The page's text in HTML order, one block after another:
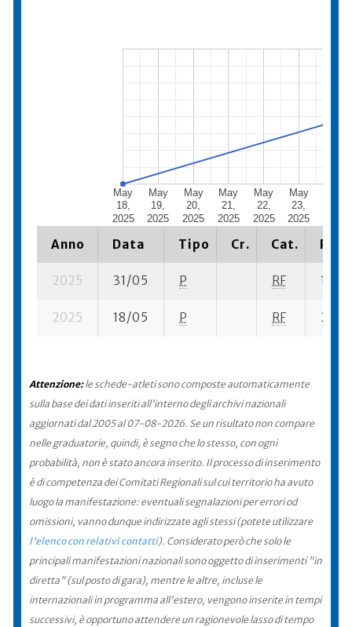
May
18,
2025
May
19,
2025
May
20,
2025
May
21,
2025
May
22,
2025
May
23,
2025
Anno Data Tipo Cr. Cat.
2025 31/05 P RF 16
2025 18/05 P RF 2 se-
Attenzione:le schede-atleti sono composte automaticamente
sulla base dei dati inseriti all'interno degli archivi nazionali
aggiornati dal 2005 al 07-08-2026. Se un risultato non compare
nelle graduatorie, quindi, è segno che lo stesso, con ogni
probabilità, non è stato ancora inserito. Il processo di inserimento
è di competenza dei Comitati Regionali sul cui territorio ha avuto
luogo la manifestazione: eventuali segnalazioni per errori od
omissioni, vanno dunque indirizzate agli stessi (potete utilizzare
l'elenco con relativi contatti). Considerato però che solo le
principali manifestazioni nazionali sono oggetto di inserimenti "in
diretta" (sul posto di gara), mentre le altre, incluse le
internazionali in programma all'estero, vengono inserite in tempi
successivi, è opportuno attendere un ragionevole lasso di tempo